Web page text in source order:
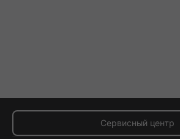
Сервисный центр